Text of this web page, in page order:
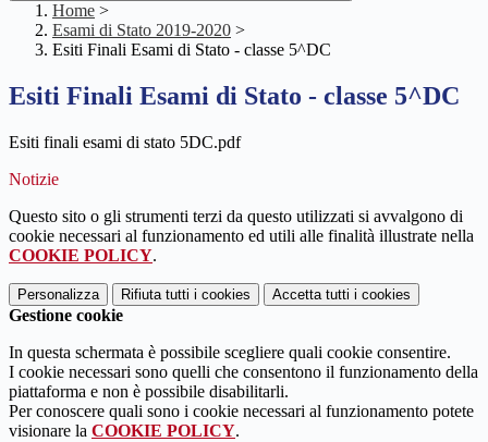
Home >
Esami di Stato 2019-2020 >
Esiti Finali Esami di Stato - classe 5^DC
Esiti Finali Esami di Stato - classe 5^DC
Esiti finali esami di stato 5DC.pdf
Notizie
Questo sito o gli strumenti terzi da questo utilizzati si avvalgono di
cookie necessari al funzionamento ed utili alle finalità illustrate nella
COOKIE POLICY.
Personalizza Rifiuta tutti i cookies Accetta tutti i cookies
Gestione cookie
In questa schermata è possibile scegliere quali cookie consentire.
I cookie necessari sono quelli che consentono il funzionamento della
piattaforma e non è possibile disabilitarli.
Per conoscere quali sono i cookie necessari al funzionamento potete
visionare la COOKIE POLICY.